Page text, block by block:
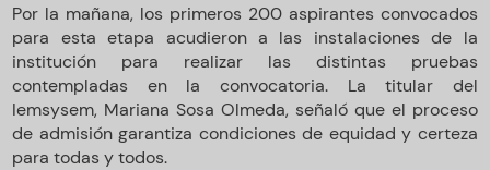
Por la mañana, los primeros 200 aspirantes convocados
para esta etapa acudieron a las instalaciones de la
institución para realizar las distintas pruebas
contempladas en la convocatoria. La titular del
Iemsysem, Mariana Sosa Olmeda, señaló que el proceso
de admisión garantiza condiciones de equidad y certeza
para todas y todos.